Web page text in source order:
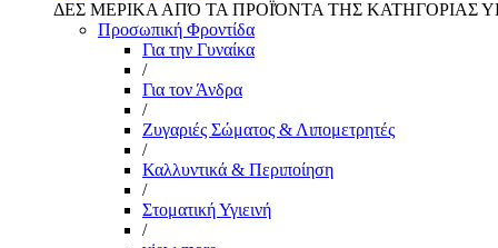
ΔΕΣ ΜΕΡΙΚΑ ΑΠΌ ΤΑ ΠΡΟΪΌΝΤΑ ΤΗΣ ΚΑΤΗΓΟΡΙΑΣ
Προσωπική Φροντίδα
Για την Γυναίκα
/
Για τον Άνδρα
/
Ζυγαριές Σώματος & Λιπομετρητές
/
Καλλυντικά & Περιποίηση
/
Στοματική Υγιεινή
/